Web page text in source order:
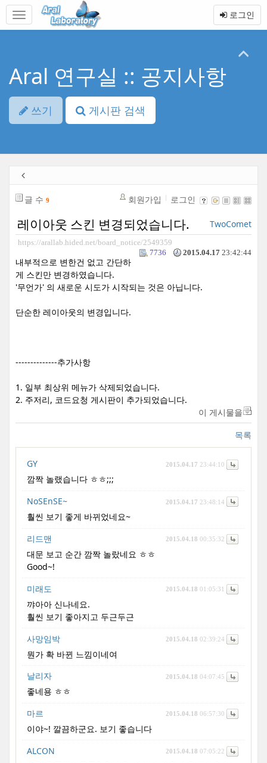
본
바
메
토
로그인
Aral 연구실 :: 공지사항
쓰기 게시판 검색
글 수 9 회원가입 로그인
레이아웃 스킨 변경되었습니다. TwoComet
https://arallab.hided.net/board_notice/2549359
2015.04.17 23:42:44
7736
내부적으로 변한건 없고 간단하
게 스킨만 변경하였습니다.
'무언가' 의 새로운 시도가 시작되는 것은 아닙니다.
단순한 레이아웃의 변경입니다.
--------------추가사항
1. 일부 최상위 메뉴가 삭제되었습니다.
2. 주저리, 코드요청 게시판이 추가되었습니다.
이 게시물을
목록
2015.04.17 23:44:10
GY
깜짝 놀랬습니다 ㅎㅎ;;;
2015.04.17 23:48:14
NoSEnSE~
훨씬 보기 좋게 바뀌었네요~
2015.04.18 00:35:32
리드맨
대문 보고 순간 깜짝 놀랐네요 ㅎㅎ
Good~!
2015.04.18 01:05:31
미래도
꺄아아 신나네요.
훨씬 보기 좋아지고 두근두근
2015.04.18 02:39:24
사망임박
뭔가 확 바뀐 느낌이네여
2015.04.18 04:07:45
날리자
좋네용 ㅎㅎ
2015.04.18 06:57:30
마르
이야~! 깔끔하군요. 보기 좋습니다
2015.04.18 07:05:22
ALCON